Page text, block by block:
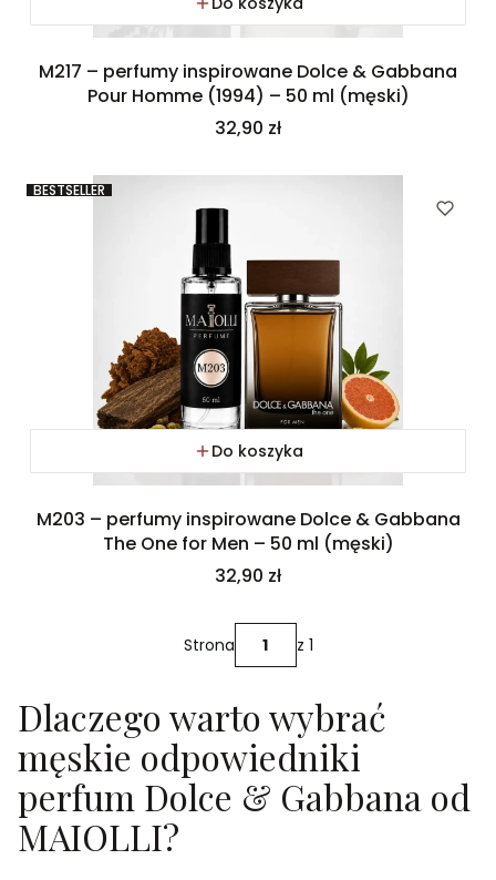
M217 – perfumy inspirowane Dolce & Gabbana
Pour Homme (1994) – 50 ml (męski)
Cena
32,90 zł
BESTSELLER
Do koszyka
M203 – perfumy inspirowane Dolce & Gabbana
The One for Men – 50 ml (męski)
Cena
32,90 zł
Strona z 1
Dlaczego warto wybrać
męskie odpowiedniki
perfum Dolce & Gabbana od
MAIOLLI?